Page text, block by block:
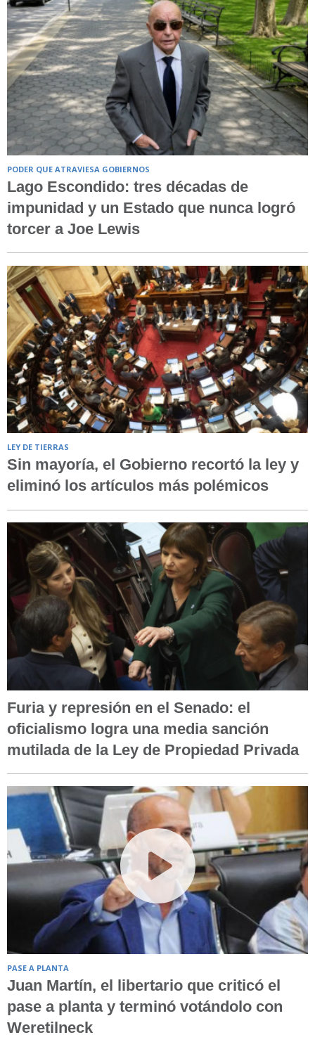
PODER QUE ATRAVIESA GOBIERNOS
Lago Escondido: tres décadas de
impunidad y un Estado que nunca logró
torcer a Joe Lewis
LEY DE TIERRAS
Sin mayoría, el Gobierno recortó la ley y
eliminó los artículos más polémicos
Furia y represión en el Senado: el
oficialismo logra una media sanción
mutilada de la Ley de Propiedad Privada
PASE A PLANTA
Juan Martín, el libertario que criticó el
pase a planta y terminó votándolo con
Weretilneck